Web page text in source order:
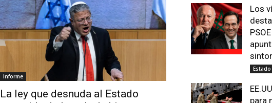
Informe
La ley que desnuda al Estado
Los
para